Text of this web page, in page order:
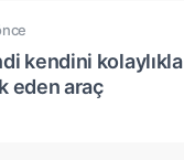
kendini kolaylıkla
eden araç